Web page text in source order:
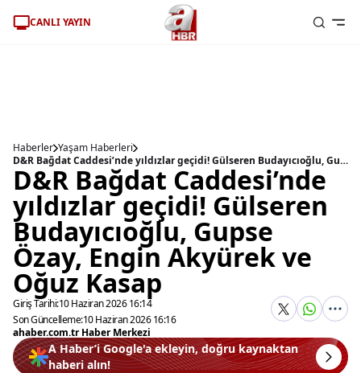
CANLI YAYIN
Haberler Yaşam Haberleri
D&R Bağdat Caddesi’nde yıldızlar geçidi! Gülseren Budayıcıoğlu, Gupse Özay, Engin Akyürek ve Oğuz Kasap
D&R Bağdat Caddesi’nde
yıldızlar geçidi! Gülseren
Budayıcıoğlu, Gupse
Özay, Engin Akyürek ve
Oğuz Kasap
Giriş Tarihi:10 Haziran 2026 16:14
Son Güncelleme:10 Haziran 2026 16:16
ahaber.com.tr Haber Merkezi
A Haber’i Google'a ekleyin, doğru kaynaktan
haberi alın!